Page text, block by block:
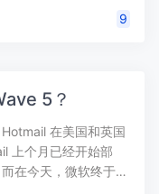
9
5？
在美国和英国
上个月已经开始部
在今天，微软终于…